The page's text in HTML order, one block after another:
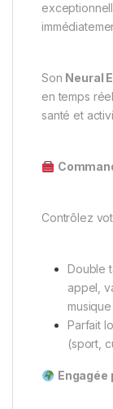
Son Neural
en temps
santé et
Contrôlez
Double
appel,
musique
Parfait
(sport,
Engagée